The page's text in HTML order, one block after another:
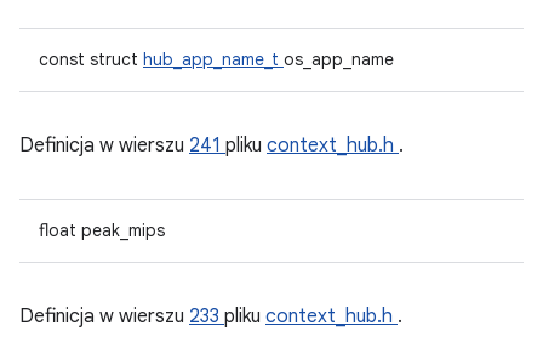
const struct hub_app_name_t os_app_name
Definicja w wierszu 241 pliku context_hub.h .
float peak_mips
Definicja w wierszu 233 pliku context_hub.h .